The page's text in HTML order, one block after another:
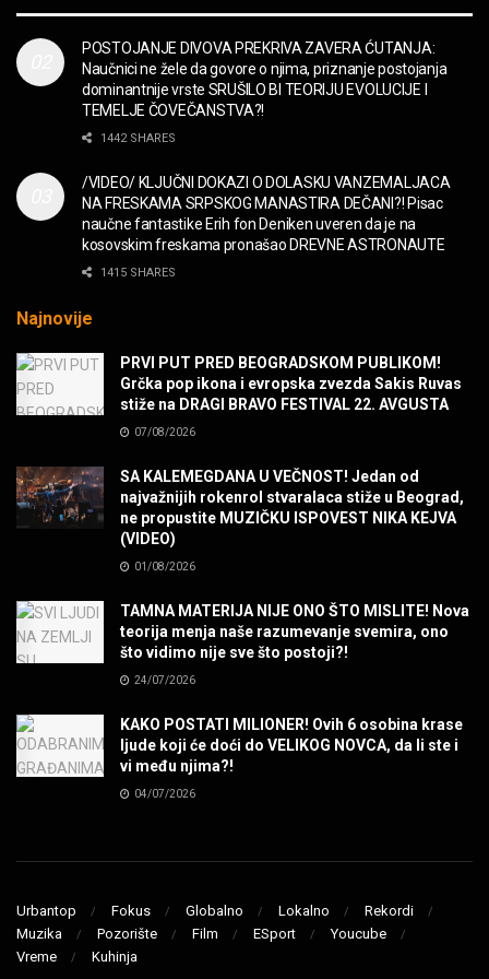
“Missin’ Yo’ Kissin'” BILLY ZZ TOP
MUZIKA
FILM
MUZIKA
POVRATAK Iron Maiden The Writing On The Wall
SENIDAHHH!
MUZIKA
Miss You! Charlie Watts
MUZIKA
MUZIKA
MAD MAD DRUMMER!
MUZIKA
POSTOJANJE DIVOVA PREKRIVA ZAVERA ĆUTANJA:
Naučnici ne žele da govore o njima, priznanje postojanja
dominantnije vrste SRUŠILO BI TEORIJU EVOLUCIJE I
TEMELJE ČOVEČANSTVA?!
1442 SHARES
/VIDEO/ KLJUČNI DOKAZI O DOLASKU VANZEMALJACA
NA FRESKAMA SRPSKOG MANASTIRA DEČANI?! Pisac
naučne fantastike Erih fon Deniken uveren da je na
kosovskim freskama pronašao DREVNE ASTRONAUTE
1415 SHARES
Najnovije
PRVI PUT PRED BEOGRADSKOM PUBLIKOM!
Grčka pop ikona i evropska zvezda Sakis Ruvas
stiže na DRAGI BRAVO FESTIVAL 22. AVGUSTA
07/08/2026
SA KALEMEGDANA U VEČNOST! Jedan od
najvažnijih rokenrol stvaralaca stiže u Beograd,
ne propustite MUZIČKU ISPOVEST NIKA KEJVA
(VIDEO)
01/08/2026
TAMNA MATERIJA NIJE ONO ŠTO MISLITE! Nova
teorija menja naše razumevanje svemira, ono
što vidimo nije sve što postoji?!
24/07/2026
KAKO POSTATI MILIONER! Ovih 6 osobina krase
ljude koji će doći do VELIKOG NOVCA, da li ste i
vi među njima?!
04/07/2026
Urbantop Fokus Globalno Lokalno
Rekordi
Muzika
Pozorište Film ESport
Youcube
Vreme
Kuhinja